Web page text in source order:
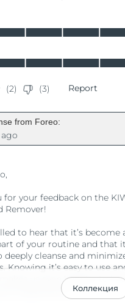
Коллекция